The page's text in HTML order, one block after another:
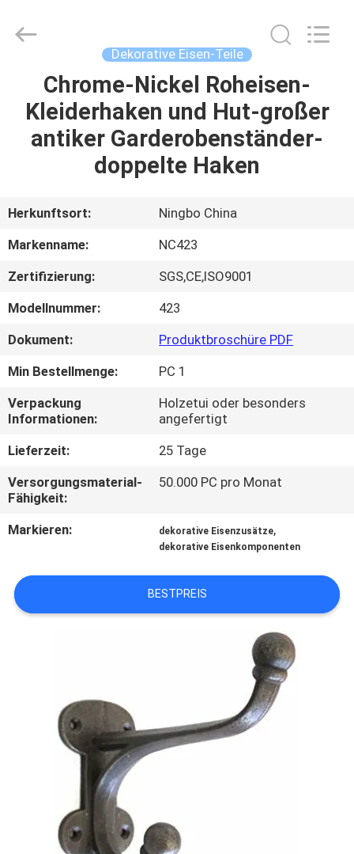
HAUSE
PRODUKTE
VIDEOS
UNS
WERKSBESICHTIGUNG
QUALITÄTSKONTROLLE
KONTAKT
UNS
BITTE UM
EIN
SITEMAP
DATENSCHUTZRICHTLINIE
Foundry
CO.,LTD.
Dekorative Eisen-Teile
Chrome-Nickel Roheisen-
Kleiderhaken und Hut-großer
antiker Garderobenständer-
doppelte Haken
Herkunftsort:
Ningbo China
Markenname:
NC423
Zertifizierung:
SGS,CE,ISO9001
Modellnummer:
423
Dokument:
Produktbroschüre PDF
Min Bestellmenge:
PC 1
Verpackung
Informationen:
Holzetui oder besonders
angefertigt
Lieferzeit:
25 Tage
Versorgungsmaterial-
Fähigkeit:
50.000 PC pro Monat
Markieren: dekorative Eisenzusätze,
dekorative Eisenkomponenten
BESTPREIS